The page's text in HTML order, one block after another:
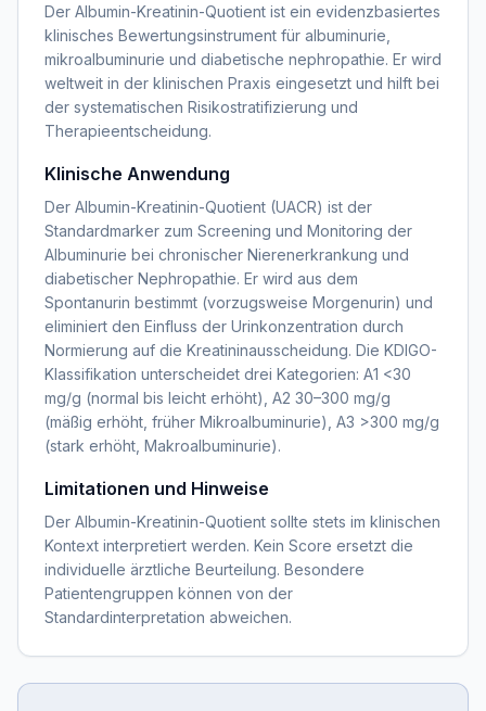
Der Albumin-Kreatinin-Quotient ist ein evidenzbasiertes
klinisches Bewertungsinstrument für albuminurie,
mikroalbuminurie und diabetische nephropathie. Er wird
weltweit in der klinischen Praxis eingesetzt und hilft bei
der systematischen Risikostratifizierung und
Therapieentscheidung.
Klinische Anwendung
Der Albumin-Kreatinin-Quotient (UACR) ist der
Standardmarker zum Screening und Monitoring der
Albuminurie bei chronischer Nierenerkrankung und
diabetischer Nephropathie. Er wird aus dem
Spontanurin bestimmt (vorzugsweise Morgenurin) und
eliminiert den Einfluss der Urinkonzentration durch
Normierung auf die Kreatininausscheidung. Die KDIGO-
Klassifikation unterscheidet drei Kategorien: A1 <30
mg/g (normal bis leicht erhöht), A2 30–300 mg/g
(mäßig erhöht, früher Mikroalbuminurie), A3 >300 mg/g
(stark erhöht, Makroalbuminurie).
Limitationen und Hinweise
Der Albumin-Kreatinin-Quotient sollte stets im klinischen
Kontext interpretiert werden. Kein Score ersetzt die
individuelle ärztliche Beurteilung. Besondere
Patientengruppen können von der
Standardinterpretation abweichen.